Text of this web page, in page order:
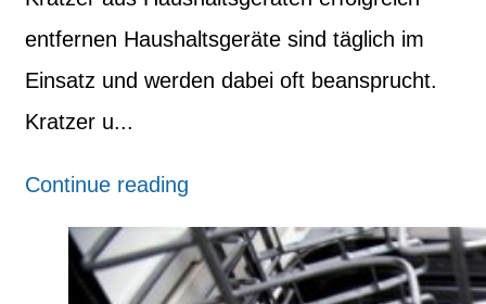
entfernen Haushaltsgeräte sind täglich im
Einsatz und werden dabei oft beansprucht.
Kratzer u...
Continue reading